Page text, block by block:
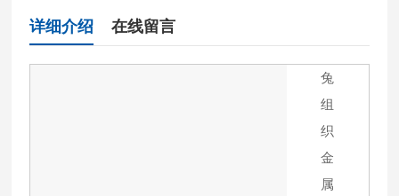
详细介绍 在线留言
兔
组
织
金
属